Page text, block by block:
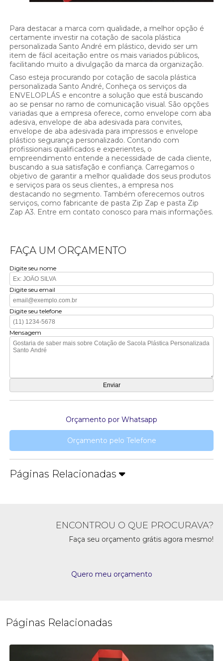
Para destacar a marca com qualidade, a melhor opção é
certamente investir na cotação de sacola plástica
personalizada Santo André em plástico, devido ser um
item de fácil aceitação entre os mais variados públicos,
facilitando muito a divulgação da marca da organização.
Caso esteja procurando por cotação de sacola plástica
personalizada Santo André, Conheça os serviços da
ENVELOPLÁS e encontre a solução que está buscando
ao se pensar no ramo de comunicação visual. São opções
variadas que a empresa oferece, como envelope com aba
adesiva, envelope de aba adesivada para convites,
envelope de aba adesivada para impressos e envelope
plástico segurança personalizado. Contando com
profissionais qualificados e experientes, o
empreendimento entende a necessidade de cada cliente,
buscando a sua satisfação e confiança. Carregamos o
objetivo de garantir a melhor qualidade dos seus produtos
e serviços para os seus clientes., a empresa nos
destacando no segmento. Também oferecemos outros
serviços, como fabricante de pasta Zip Zap e pasta Zip
Zap A3. Entre em contato conosco para mais informações.
FAÇA UM ORÇAMENTO
Digite seu nome
Digite seu email
Digite seu telefone
Mensagem
Orçamento por Whatsapp
Orçamento pelo Telefone
Páginas Relacionadas
ENCONTROU O QUE PROCURAVA?
Faça seu orçamento grátis agora mesmo!
Quero meu orçamento
Páginas Relacionadas